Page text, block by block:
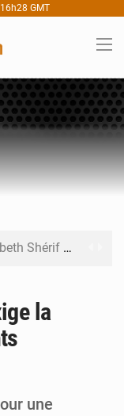
GMT
Zinder : Élisabeth Shérif visite l’école Birni Garçon
la
une